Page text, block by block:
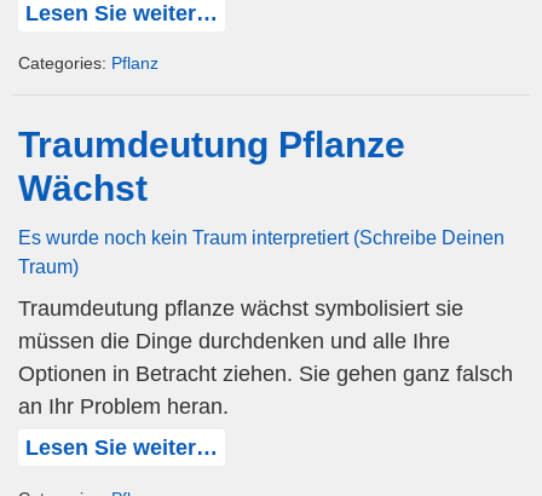
Lesen Sie weiter…
Categories: Pflanz
Traumdeutung Pflanze
Wächst
Es wurde noch kein Traum interpretiert (Schreibe Deinen
Traum)
Traumdeutung pflanze wächst symbolisiert sie
müssen die Dinge durchdenken und alle Ihre
Optionen in Betracht ziehen. Sie gehen ganz falsch
an Ihr Problem heran.
Lesen Sie weiter…